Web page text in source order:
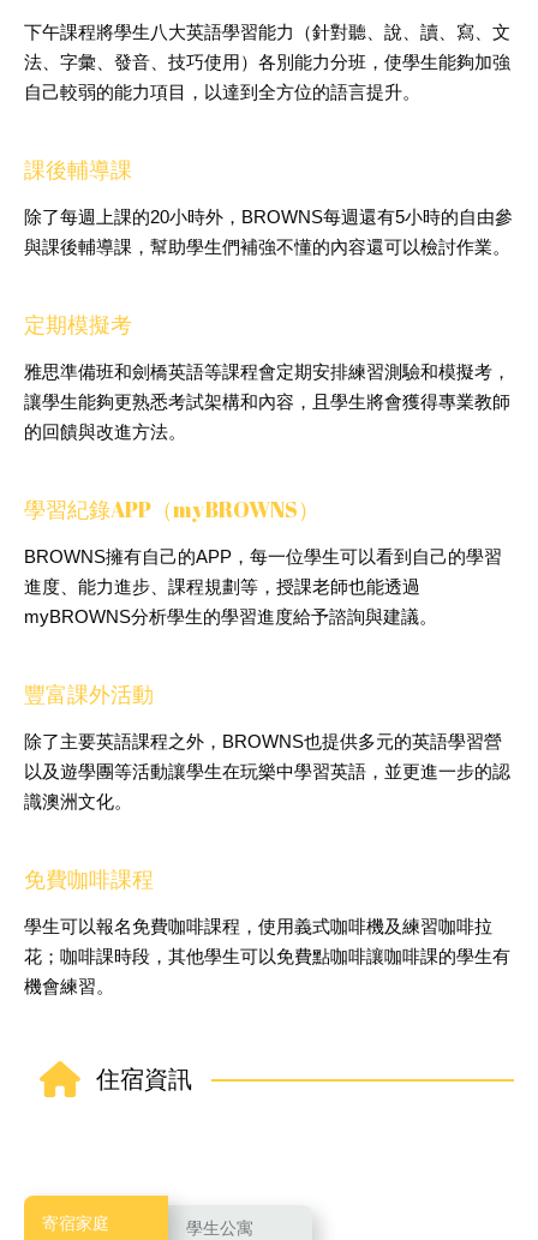
下午課程將學生八大英語學習能力（針對聽、說、讀、寫、文
法、字彙、發音、技巧使用）各別能力分班，使學生能夠加強
自己較弱的能力項目，以達到全方位的語言提升。
課後輔導課
除了每週上課的20小時外，BROWNS每週還有5小時的自由參
與課後輔導課，幫助學生們補強不懂的內容還可以檢討作業。
定期模擬考
雅思準備班和劍橋英語等課程會定期安排練習測驗和模擬考，
讓學生能夠更熟悉考試架構和內容，且學生將會獲得專業教師
的回饋與改進方法。
學習紀錄APP（myBROWNS）
BROWNS擁有自己的APP，每一位學生可以看到自己的學習
進度、能力進步、課程規劃等，授課老師也能透過
myBROWNS分析學生的學習進度給予諮詢與建議。
豐富課外活動
除了主要英語課程之外，BROWNS也提供多元的英語學習營
以及遊學團等活動讓學生在玩樂中學習英語，並更進一步的認
識澳洲文化。
免費咖啡課程
學生可以報名免費咖啡課程，使用義式咖啡機及練習咖啡拉
花；咖啡課時段，其他學生可以免費點咖啡讓咖啡課的學生有
機會練習。
住宿資訊
寄宿家庭 學生公寓